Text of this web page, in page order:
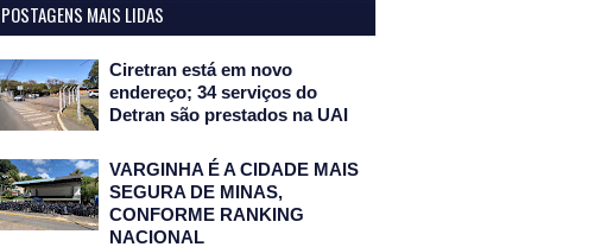
POSTAGENS MAIS LIDAS
Ciretran está em novo
endereço; 34 serviços do
Detran são prestados na UAI
VARGINHA É A CIDADE MAIS
SEGURA DE MINAS,
CONFORME RANKING
NACIONAL